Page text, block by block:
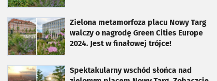
Zielona metamorfoza placu Nowy Targ
walczy o nagrodę Green Cities Europe
2024. Jest w finałowej trójce!
otworzy się w nowej karcie
Spektakularny wschód słońca nad
otworzy się w nowej karcie